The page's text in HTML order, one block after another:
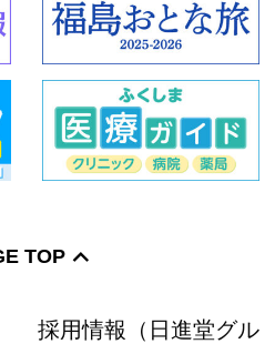
TOP
採用情報（日進堂グル